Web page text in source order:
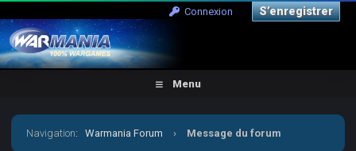
Connexion S’enregistrer
Menu
Navigation:Warmania Forum › Message du forum